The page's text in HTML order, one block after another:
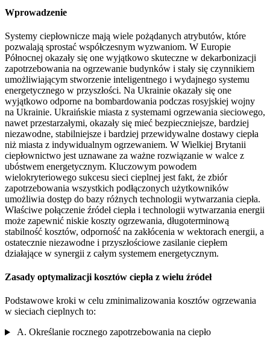
Wprowadzenie
Systemy ciepłownicze mają wiele pożądanych atrybutów, które
pozwalają sprostać współczesnym wyzwaniom. W Europie
Północnej okazały się one wyjątkowo skuteczne w dekarbonizacji
zapotrzebowania na ogrzewanie budynków i stały się czynnikiem
umożliwiającym stworzenie inteligentnego i wydajnego systemu
energetycznego w przyszłości. Na Ukrainie okazały się one
wyjątkowo odporne na bombardowania podczas rosyjskiej wojny
na Ukrainie. Ukraińskie miasta z systemami ogrzewania sieciowego,
nawet przestarzałymi, okazały się mieć bezpieczniejsze, bardziej
niezawodne, stabilniejsze i bardziej przewidywalne dostawy ciepła
niż miasta z indywidualnym ogrzewaniem. W Wielkiej Brytanii
ciepłownictwo jest uznawane za ważne rozwiązanie w walce z
ubóstwem energetycznym. Kluczowym powodem
wielokryteriowego sukcesu sieci cieplnej jest fakt, że zbiór
zapotrzebowania wszystkich podłączonych użytkowników
umożliwia dostęp do bazy różnych technologii wytwarzania ciepła.
Właściwe połączenie źródeł ciepła i technologii wytwarzania energii
może zapewnić niskie koszty ogrzewania, długoterminową
stabilność kosztów, odporność na zakłócenia w wektorach energii, a
ostatecznie niezawodne i przyszłościowe zasilanie ciepłem
działające w synergii z całym systemem energetycznym.
Zasady optymalizacji kosztów ciepła z wielu źródeł
Podstawowe kroki w celu zminimalizowania kosztów ogrzewania
w sieciach cieplnych to:
A. Określanie rocznego zapotrzebowania na ciepło